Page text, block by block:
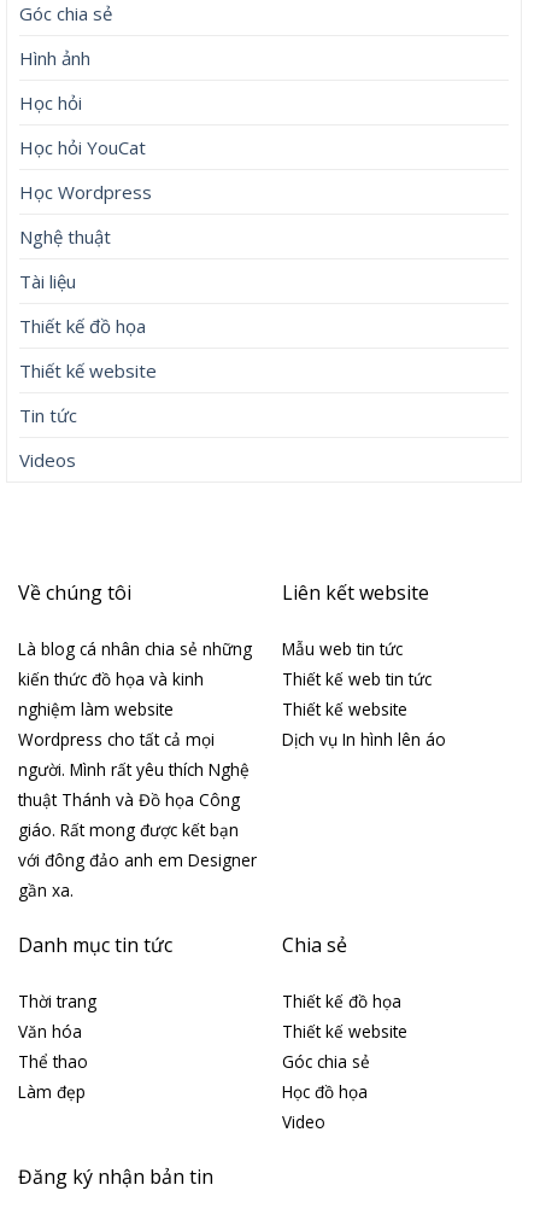
Góc chia sẻ
Hình ảnh
Học hỏi
Học hỏi YouCat
Học Wordpress
Nghệ thuật
Tài liệu
Thiết kế đồ họa
Thiết kế website
Tin tức
Videos
Về chúng tôi
Là blog cá nhân chia sẻ những
kiến thức đồ họa và kinh
nghiệm làm website
Wordpress cho tất cả mọi
người. Mình rất yêu thích Nghệ
thuật Thánh và Đồ họa Công
giáo. Rất mong được kết bạn
với đông đảo anh em Designer
gần xa.
Liên kết website
Mẫu web tin tức
Thiết kế web tin tức
Thiết kế website
Dịch vụ In hình lên áo
Danh mục tin tức
Thời trang
Văn hóa
Thể thao
Làm đẹp
Chia sẻ
Thiết kế đồ họa
Thiết kế website
Góc chia sẻ
Học đồ họa
Video
Đăng ký nhận bản tin